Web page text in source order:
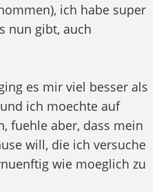
ich habe super
nun gibt, auch
es mir viel besser als
ich moechte auf
fuehle aber, dass mein
will, die ich versuche
wie moeglich zu